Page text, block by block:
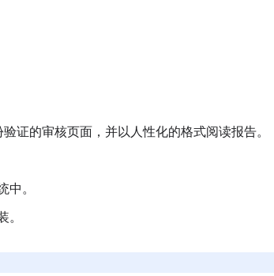
证的审核页面，并以人性化的格式阅读报告。
。